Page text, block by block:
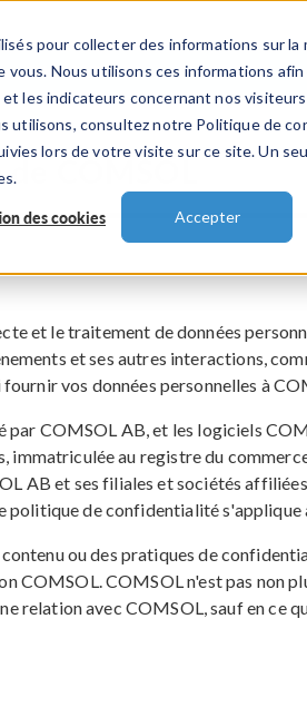
pour collecter des informations sur la
Nous utilisons ces informations
les indicateurs concernant nos
utilisons, consultez notre Politique de
lors de votre visite sur ce site. Un
des cookies Accepter
INDUSTRIES VIDEOS
COMSOL
et le traitement de données
et ses autres interactions,
vos données personnelles à
COMSOL AB, et les logiciels
au registre du
AB et ses filiales et sociétés
de confidentialité s'applique
ou des pratiques de
COMSOL. COMSOL n'est pas non
relation avec COMSOL, sauf en ce